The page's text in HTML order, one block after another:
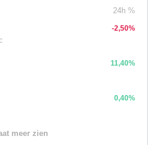
24h %
-2,50%
11,40%
0,40%
meer zien